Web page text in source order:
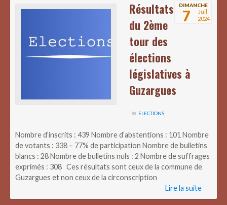
DIMANCHE
7
Juil
2024
Résultats
du 2ème
tour des
élections
législatives à
Guzargues
ELECTIONS
Nombre d’inscrits : 439 Nombre d’abstentions : 101 Nombre
de votants : 338 – 77% de participation Nombre de bulletins
blancs : 28 Nombre de bulletins nuls : 2 Nombre de suffrages
exprimés : 308 Ces résultats sont ceux de la commune de
Guzargues et non ceux de la circonscription
Lire la suite